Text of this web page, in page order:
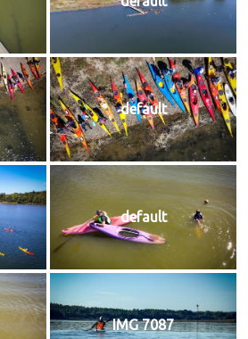
default
default
IMG 7087